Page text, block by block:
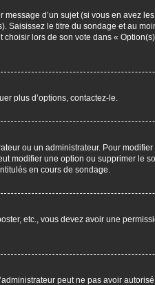
d’un sujet (si vous en avez
Saisissez le titre du sondage et au
lors de son vote dans «
plus d’options, contactez-le.
ou un administrateur. Pour
modifier une option ou supprimer le
en cours de sondage.
etc., vous devez avoir une
peut ne pas avoir